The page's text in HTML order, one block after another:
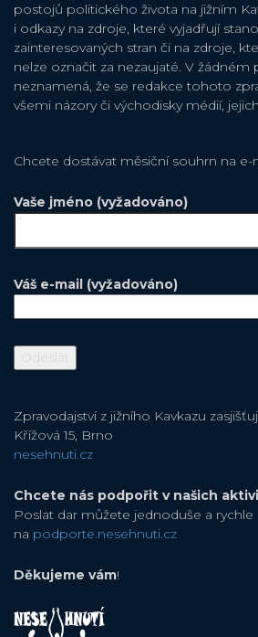
postojů politického života na jižním
i odkazy na zdroje, které vyjadřují
zainteresovaných stran či na zdroje,
nelze označit za nezaujaté. V žádném
neznamená, že se redakce tohoto
všemi názory či východisky médií,
Chcete dostávat měsiční souhrn na e-
Vaše jméno (vyžadováno)
Váš e-mail (vyžadováno)
Zpravodajství z jižního Kavkazu
Křížová 15, Brno
nesehnuti.cz
Chcete nás podpořit v našich
Poslat dar můžete jednoduše a rychle
na podporte.nesehnuti.cz
Děkujeme vám!